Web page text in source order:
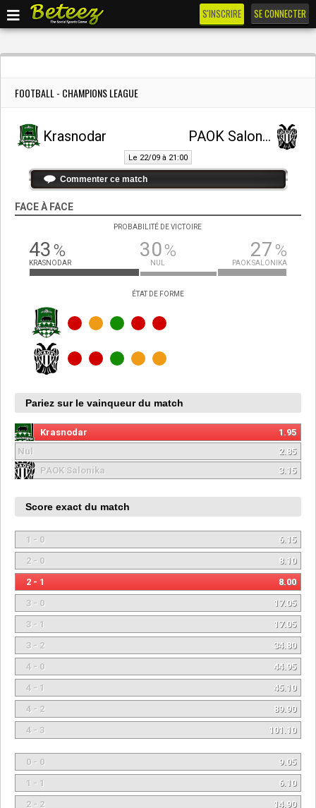
S'INSCRIRE SE CONNECTER
FOOTBALL - CHAMPIONS LEAGUE
Krasnodar PAOK Salonika
Le 22/09 à 21:00
Commenter ce match
FACE À FACE
PROBABILITÉ DE VICTOIRE
43%
KRASNODAR
30%
NUL
27%
PAOK SALONIKA
ÉTAT DE FORME
Pariez sur le vainqueur du match
Krasnodar
1.95
Nul
2.85
PAOK Salonika
3.15
Score exact du match
1 - 0
6.15
2 - 0
8.10
2 - 1
8.00
3 - 0
17.05
3 - 1
17.05
3 - 2
34.80
4 - 0
44.95
4 - 1
45.10
4 - 2
89.90
4 - 3
101.10
0 - 0
9.05
1 - 1
6.10
2 - 2
14.90